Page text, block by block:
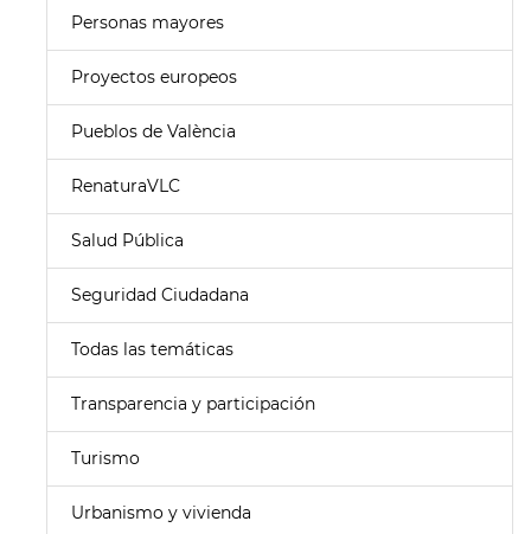
Personas mayores
Proyectos europeos
Pueblos de València
RenaturaVLC
Salud Pública
Seguridad Ciudadana
Todas las temáticas
Transparencia y participación
Turismo
Urbanismo y vivienda